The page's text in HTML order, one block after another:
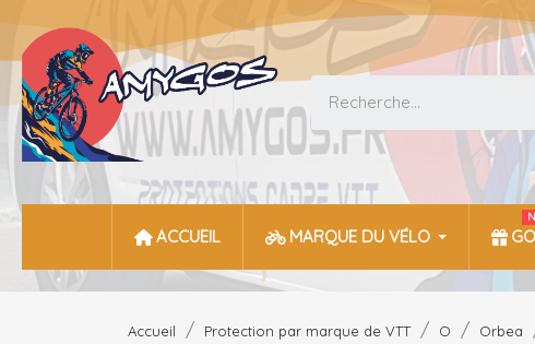
ACCUEIL MARQUE DU VÉLO
Accueil Protection par marque de VTT O Orbea